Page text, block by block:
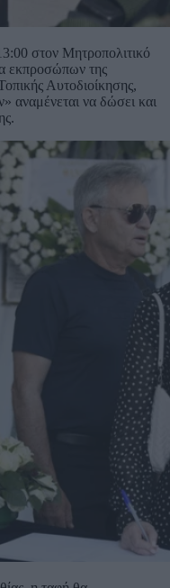
στον Μητροπολιτικό
εκπροσώπων της
Αυτοδιοίκησης,
αναμένεται να δώσει και